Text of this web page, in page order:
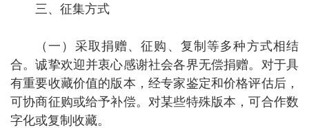
三、征集方式
（一 ）采取捐赠、征购、复制等多种方式相结
合。诚挚欢迎并衷心感谢社会各界无偿捐赠。对于具
有重要收藏价值的版本，经专家鉴定和价格评估后，
可协商征购或给予补偿。对某些特殊版本，可合作数
字化或复制收藏。